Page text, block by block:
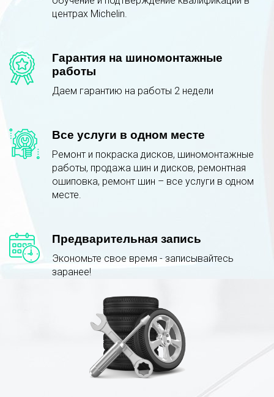
центрах Michelin.
Гарантия на шиномонтажные
работы
Даем гарантию на работы 2 недели
Все услуги в одном месте
Ремонт и покраска дисков, шиномонтажные
работы, продажа шин и дисков, ремонтная
ошиповка, ремонт шин – все услуги в одном
месте.
Предварительная запись
Экономьте свое время - записывайтесь
заранее!